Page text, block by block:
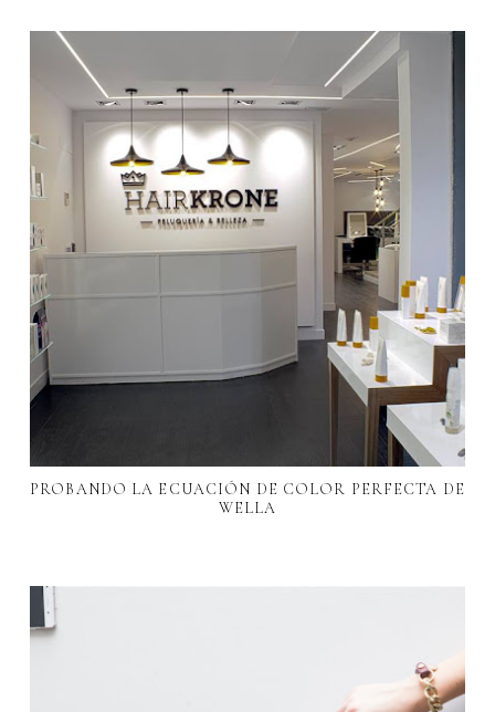
PROBANDO LA ECUACIÓN DE COLOR PERFECTA DE
WELLA